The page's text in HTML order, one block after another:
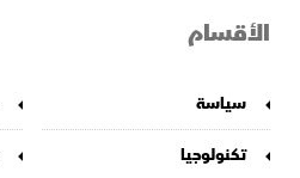
الأقسام
سياسة
تكنولوجيا